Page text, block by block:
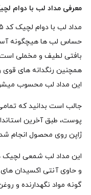
معرفی مداد لب با دوام لچیک
حساس لب ها هیچگونه
بافتی لطیف و مخملی
همچنین رنگدانه های
این مداد لب محسوب
جالب است بدانید که
پوست، طبق آخرین
ژاپن روی محصول انجام
این مداد لب شمعی لچیک
و حاوی آنتی اکسیدان
گونه مواد نگهدارنده و